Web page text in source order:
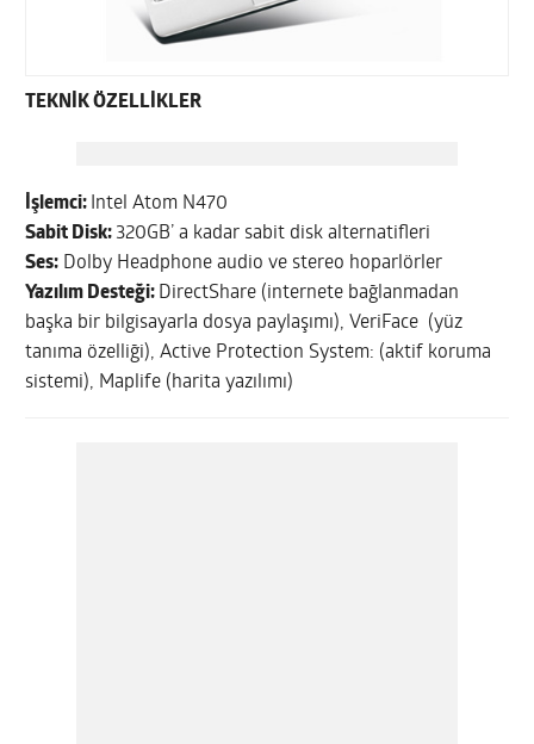
TEKNİK ÖZELLİKLER
İşlemci: Intel Atom N470
Sabit Disk: 320GB’ a kadar sabit disk alternatifleri
Ses: Dolby Headphone audio ve stereo hoparlörler
Yazılım Desteği: DirectShare (internete bağlanmadan
başka bir bilgisayarla dosya paylaşımı), VeriFace (yüz
tanıma özelliği), Active Protection System: (aktif koruma
sistemi), Maplife (harita yazılımı)